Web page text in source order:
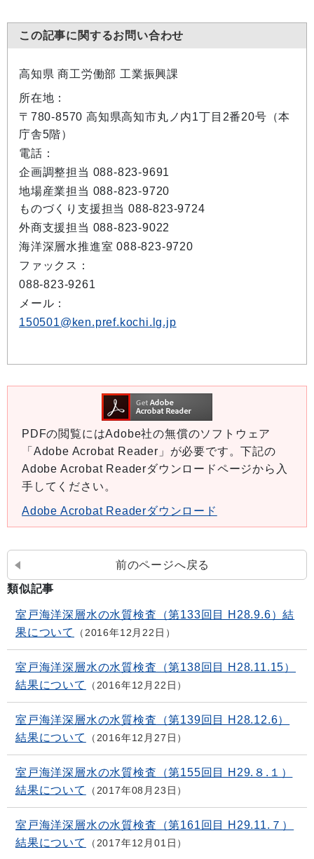
この記事に関するお問い合わせ
高知県 商工労働部 工業振興課
所在地：
〒780-8570 高知県高知市丸ノ内1丁目2番20号（本
庁舎5階）
電話：
企画調整担当 088-823-9691
地場産業担当 088-823-9720
ものづくり支援担当 088-823-9724
外商支援担当 088-823-9022
海洋深層水推進室 088-823-9720
ファックス：
088-823-9261
メール：
150501@ken.pref.kochi.lg.jp
PDFの閲覧にはAdobe社の無償のソフトウェア
「Adobe Acrobat Reader」が必要です。下記の
Adobe Acrobat Readerダウンロードページから入
手してください。
Adobe Acrobat Readerダウンロード
前のページへ戻る
類似記事
室戸海洋深層水の水質検査（第133回目 H28.9.6）結
果について
2016年12月22日
室戸海洋深層水の水質検査（第138回目 H28.11.15）
結果について
2016年12月22日
室戸海洋深層水の水質検査（第139回目 H28.12.6）
結果について
2016年12月27日
室戸海洋深層水の水質検査（第155回目 H29.８.１）
結果について
2017年08月23日
室戸海洋深層水の水質検査（第161回目 H29.11.７）
結果について
2017年12月01日